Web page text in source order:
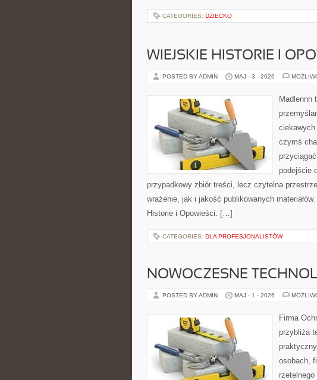
CATEGORIES: DZIECKO
WIEJSKIE HISTORIE I
POSTED BY ADMIN MAJ - 3 - 2026
Madlennn
czymś
podejście
przypadkowy zbiór treści, lecz czytelna
wrażenie, jak i jakość publikowanych
Historie i Opowieści. […]
CATEGORIES: DLA PROFESJONALISTÓW
NOWOCZESNE
POSTED BY ADMIN MAJ - 1 - 2026
Firma
przybliża
osobach,